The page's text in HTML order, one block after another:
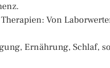
Von
Ernährung, Schlaf,